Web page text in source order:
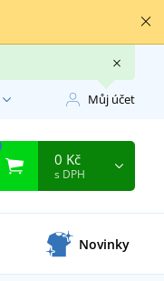
Můj účet
0 Kč
s DPH
Novinky